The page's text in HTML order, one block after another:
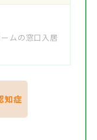
ムの窓口入居
知症